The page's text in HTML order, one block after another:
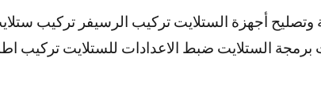
أجهزة الستلايت تركيب الرسيفر تركيب
برمجة الستلايت ضبط الاعدادات للستلايت تركيب